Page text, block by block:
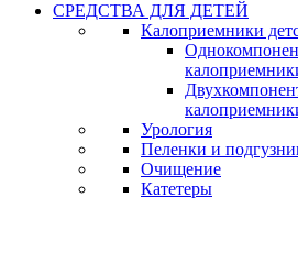
СРЕДСТВА ДЛЯ ДЕТЕЙ
Калоприемники
Урология
Пеленки и
Очищение
Катетеры